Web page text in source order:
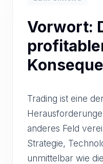
Vorwort:
Trading ist eine
anderes Feld
Strategie,
unmittelbar wie